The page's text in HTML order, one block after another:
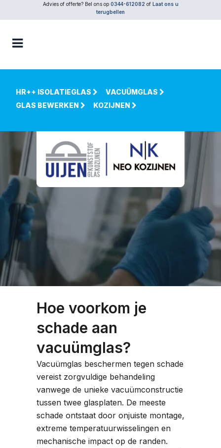
Advies of offerte? Bel ons op 0344-612082 of Laat ons u
terugbellen
HR++ ISOLATIEGLAS
VACUÜMGLAS
GLAS BEWERKEN
KOZIJNEN
Hoe voorkom je
schade aan
vacuümglas?
Vacuümglas beschermen tegen schade
vereist zorgvuldige behandeling
vanwege de unieke vacuümconstructie
tussen twee glasplaten. De meeste
schade ontstaat door onjuiste montage,
extreme temperatuurwisselingen en
mechanische impact op de randen.